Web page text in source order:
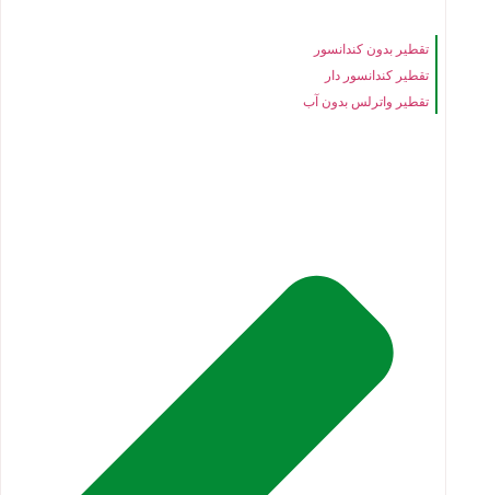
تقطیر بدون کندانسور
تقطیر کندانسور دار
تقطیر واترلس بدون آب